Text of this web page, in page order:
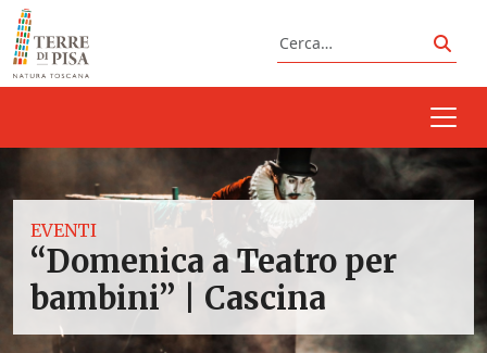
Vai al contenuto
Cerca
EVENTI
“Domenica a Teatro per
bambini” | Cascina